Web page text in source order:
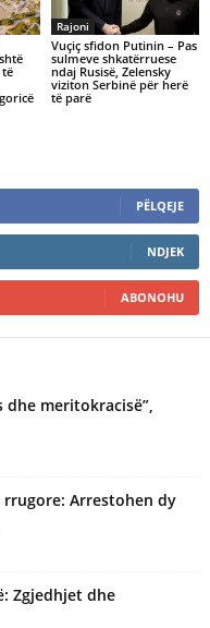
të
Rajoni
Vuçiç sfidon Putinin – Pas
sulmeve shkatërruese
ndaj Rusisë, Zelensky
viziton Serbinë për herë
të parë
PËLQEJE
NDJEK
ABONOHU
dhe meritokracisë”,
Arrestohen dy
Zgjedhjet dhe